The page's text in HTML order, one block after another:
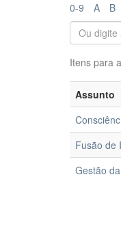
0-9 A B
Itens para
Assunto
Fusão de
Gestão